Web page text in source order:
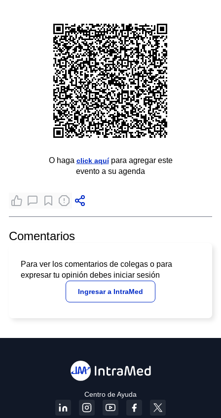
O haga click aquípara agregar este
evento a su agenda
Comentarios
Para ver los comentarios de colegas o para
expresar tu opinión debes iniciar sesión
Ingresar a IntraMed
Centro de Ayuda